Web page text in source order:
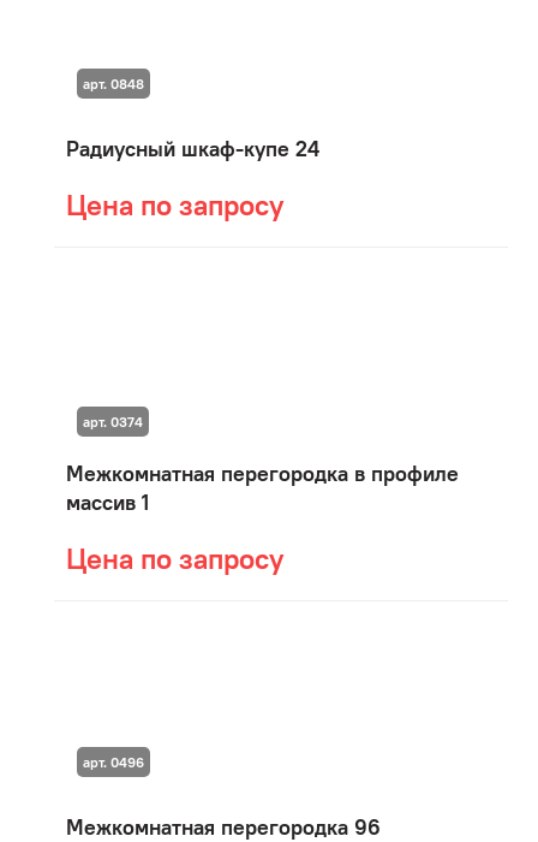
Радиусный шкаф-купе 24
Цена по запросу
арт. 0848
Межкомнатная перегородка в профиле
массив 1
Цена по запросу
арт. 0374
Межкомнатная перегородка 96
арт. 0496